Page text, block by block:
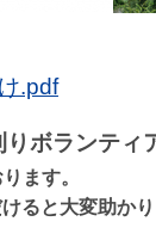
.pdf
ボランティ
ます。
ると大変助か